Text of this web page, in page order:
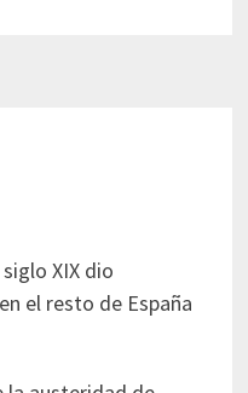
XIX dio
el resto de España